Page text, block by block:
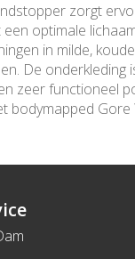
zorgt
optimale
in milde,
De onderkleding
zeer functioneel
bodymapped